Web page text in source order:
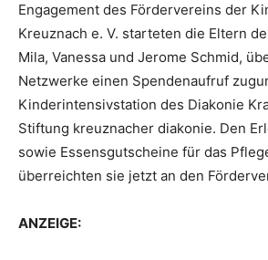
Engagement des Fördervereins der
Kreuznach e. V. starteten die Eltern
Mila, Vanessa und Jerome Schmid,
Netzwerke einen Spendenaufruf
Kinderintensivstation des Diakonie
Stiftung kreuznacher diakonie. Den
sowie Essensgutscheine für das
überreichten sie jetzt an den
ANZEIGE: